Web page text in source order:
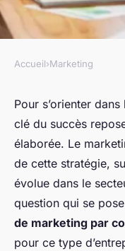
Quelles
marketing
une
éducatifs ?
Accueil›Marketing
Pour s’orienter
clé du succès
élaborée. Le
de cette stratégie,
évolue dans le
question qui se
de marketing par
pour ce type